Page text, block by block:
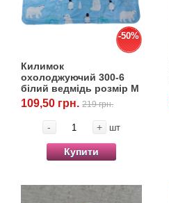
-50%
Килимок
охолоджуючий 300-6
білий ведмідь розмір М
(УЦІНКА)
109,50 грн.219 грн.
- + шт
Купити